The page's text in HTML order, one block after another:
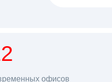
офисов